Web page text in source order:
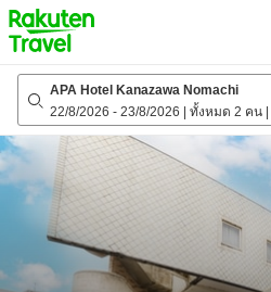
to
top
page
APA Hotel Kanazawa Nomachi
22/8/2026 - 23/8/2026 ทั้งหมด 2 คน